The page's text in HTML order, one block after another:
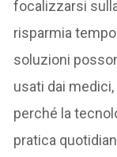
focalizzarsi
risparmia tempo
soluzioni
usati dai
perché la
pratica